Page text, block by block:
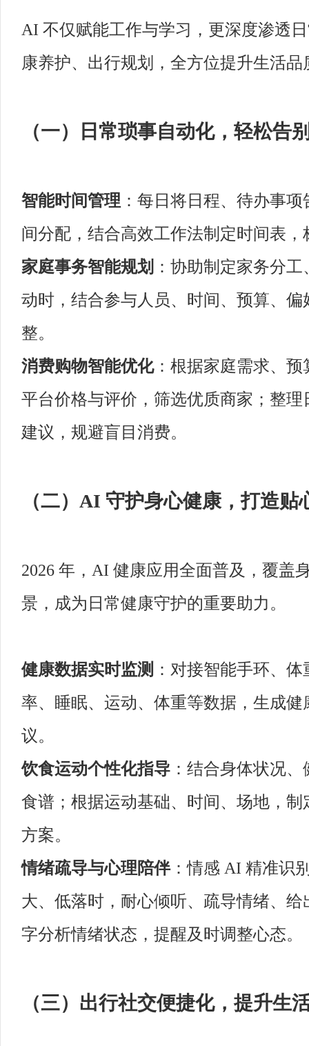
AI 不仅赋能工作与学习，更深度渗透
康养护、出行规划，全方位提升生活
（一）日常琐事自动化，轻松告
智能时间管理 ：每日将日程、待办事
间分配，结合高效工作法制定时间表
家庭事务智能规划 ：协助制定家务分
动时，结合参与人员、时间、预算、
整。
消费购物智能优化：根据家庭需求、
平台价格与评价，筛选优质商家；整
建议，规避盲目消费。
（二）AI 守护身心健康，打造贴
2026 年，AI 健康应用全面普及，覆盖
景，成为日常健康守护的重要助力。
健康数据实时监测 ：对接智能手环、
率、睡眠、运动、体重等数据，生成
议。
饮食运动个性化指导 ：结合身体状况
食谱；根据运动基础、时间、场地，
方案。
情绪疏导与心理陪伴：情感 AI 精准识
大、低落时，耐心倾听、疏导情绪、
字分析情绪状态，提醒及时调整心态。
（三）出行社交便捷化，提升生